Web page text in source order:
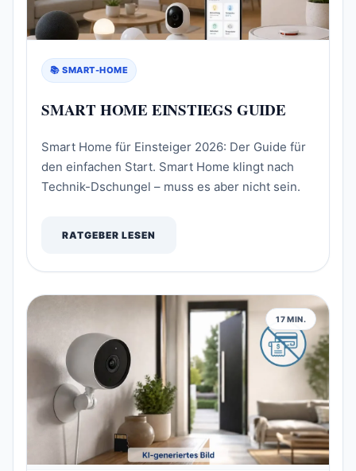
📚 SMART-HOME
SMART HOME EINSTIEGS GUIDE
Smart Home für Einsteiger 2026: Der Guide für
den einfachen Start. Smart Home klingt nach
Technik-Dschungel – muss es aber nicht sein.
RATGEBER LESEN
17 MIN.